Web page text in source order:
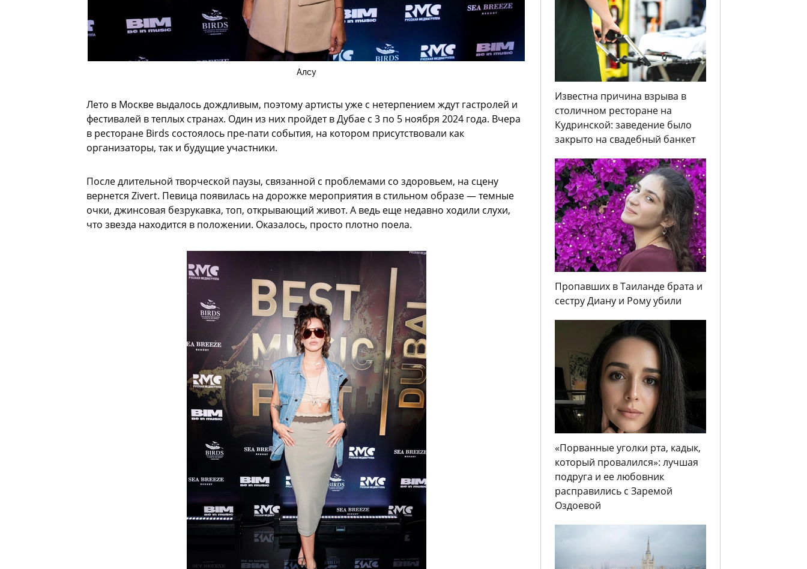
Алсу
Лето в Москве выдалось дождливым, поэтому артисты уже с нетерпением ждут гастролей и
фестивалей в теплых странах. Один из них пройдет в Дубае с 3 по 5 ноября 2024 года. Вчера
в ресторане Birds состоялось пре-пати события, на котором присутствовали как
организаторы, так и будущие участники.
После длительной творческой паузы, связанной с проблемами со здоровьем, на сцену
вернется Zivert. Певица появилась на дорожке мероприятия в стильном образе — темные
очки, джинсовая безрукавка, топ, открывающий живот. А ведь еще недавно ходили слухи,
что звезда находится в положении. Оказалось, просто плотно поела.
Известна причина взрыва в
столичном ресторане на
Кудринской: заведение было
закрыто на свадебный банкет
Пропавших в Таиланде брата и
сестру Диану и Рому убили
«Порванные уголки рта, кадык,
который провалился»: лучшая
подруга и ее любовник
расправились с Заремой
Оздоевой